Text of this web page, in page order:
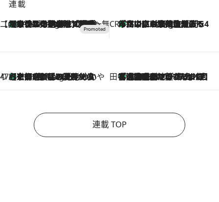
連載
【CREA×星野リゾート】唯一無二。癒しと発見が待つ場所へ
9 Hours Ago
【トンボの足水浴】ヒノキの香りに包まれて涼感マックス！約13℃の湧水かけ流しを避暑地「星野温泉 トンボの湯」で体験 CREA'S CHOICE
11 Hours Ago
「立川にも歌舞伎があるんだよ」 片岡仁左衛門・市川中車ら豪華座組みで4年目の立川立飛歌舞伎へ
47都道府県の手みやげ ひんやりスイーツで夏を満喫
11 Hours Ago
【京都府】この夏絶対食べたい 冷やしておいしいおやつ3選 ひと口目から心を掴む新緑のテリーヌ 田中稲の勝手に再ブーム
2026.8.7
「湘南乃風に憧れて」観客大盛上がりの“タオル回し”に、ラッパー顔負けの高速歌唱まで…さだまさし（74）のアグレッシブすぎる現在地
連載 TOP